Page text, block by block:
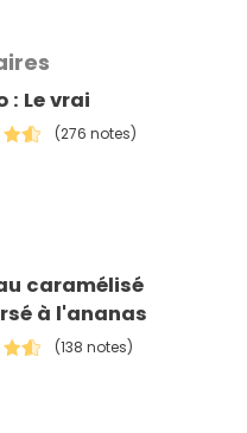
: Le vrai
(276 notes)
caramélisé
à l'ananas
(138 notes)